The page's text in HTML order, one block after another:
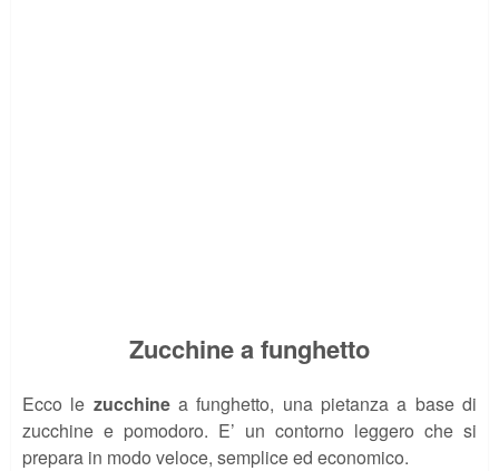
Zucchine a funghetto
Ecco le zucchinea funghetto, una pietanza a base di
zucchine e pomodoro. E’ un contorno leggero che si
prepara in modo veloce, semplice ed economico.